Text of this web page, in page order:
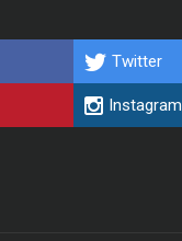
Twitter
Instagram